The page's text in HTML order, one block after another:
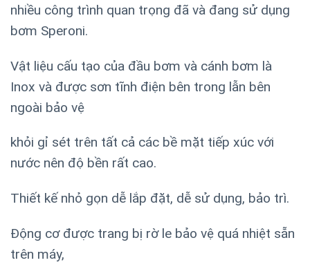
nhiều công trình quan trọng đã và đang sử dụng
bơm Speroni.
Vật liệu cấu tạo của đầu bơm và cánh bơm là
Inox và được sơn tĩnh điện bên trong lẫn bên
ngoài bảo vệ
khỏi gỉ sét trên tất cả các bề mặt tiếp xúc với
nước nên độ bền rất cao.
Thiết kế nhỏ gọn dễ lắp đặt, dễ sử dụng, bảo trì.
Động cơ được trang bị rờ le bảo vệ quá nhiệt sẵn
trên máy,